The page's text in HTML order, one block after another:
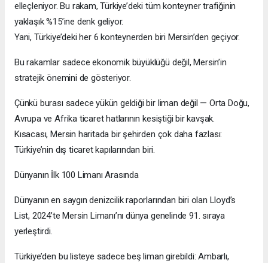
elleçleniyor. Bu rakam, Türkiye’deki tüm konteyner trafiğinin
yaklaşık %15’ine denk geliyor.
Yani, Türkiye’deki her 6 konteynerden biri Mersin’den geçiyor.
Bu rakamlar sadece ekonomik büyüklüğü değil, Mersin’in
stratejik önemini de gösteriyor.
Çünkü burası sadece yükün geldiği bir liman değil — Orta Doğu,
Avrupa ve Afrika ticaret hatlarının kesiştiği bir kavşak.
Kısacası, Mersin haritada bir şehirden çok daha fazlası:
Türkiye’nin dış ticaret kapılarından biri.
Dünyanın İlk 100 Limanı Arasında
Dünyanın en saygın denizcilik raporlarından biri olan Lloyd’s
List, 2024’te Mersin Limanı’nı dünya genelinde 91. sıraya
yerleştirdi.
Türkiye’den bu listeye sadece beş liman girebildi: Ambarlı,